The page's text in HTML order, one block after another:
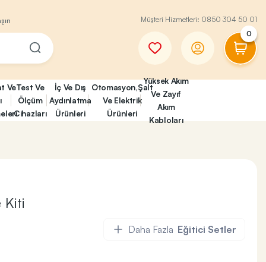
Müşteri Hizmetleri: 0850 304 50 01
0
VeTest Ve
Ölçüm
Cihazları
İç Ve Dış
Aydınlatma
Ürünleri
Otomasyon,Şalt
Ve Elektrik
Ürünleri
Yüksek Akım
Ve Zayıf
Akım
Kabloları
Kiti
Daha Fazla Eğitici Setler